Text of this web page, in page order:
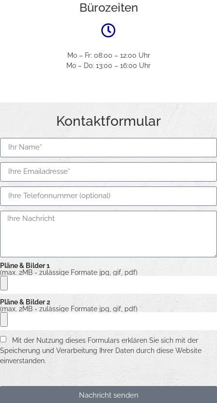
Bürozeiten
Mo – Fr: 08:00 – 12:00 Uhr
Mo – Do: 13:00 – 16:00 Uhr
Kontaktformular
Pläne & Bilder 1
(max. 2MB - zulässige Formate jpg, gif, pdf)
Pläne & Bilder 2
(max. 2MB - zulässige Formate jpg, gif, pdf)
Mit der Nutzung dieses Formulars erklären Sie sich mit der
Speicherung und Verarbeitung Ihrer Daten durch diese Website
einverstanden.
Nachricht senden